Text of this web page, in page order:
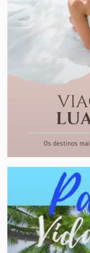
LUA DE MEL
Os melhores destinos
Para a viagem mais
A partir de:sob-
» Roteiros